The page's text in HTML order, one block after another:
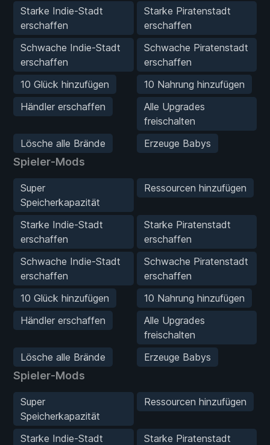
Starke Indie-Stadt
erschaffen
Starke Piratenstadt
erschaffen
Schwache Indie-Stadt
erschaffen
Schwache Piratenstadt
erschaffen
10 Glück hinzufügen
10 Nahrung hinzufügen
Händler erschaffen
Alle Upgrades
freischalten
Lösche alle Brände
Erzeuge Babys
Spieler-Mods
Super
Speicherkapazität
Ressourcen hinzufügen
Starke Indie-Stadt
erschaffen
Starke Piratenstadt
erschaffen
Schwache Indie-Stadt
erschaffen
Schwache Piratenstadt
erschaffen
10 Glück hinzufügen
10 Nahrung hinzufügen
Händler erschaffen
Alle Upgrades
freischalten
Lösche alle Brände
Erzeuge Babys
Spieler-Mods
Super
Speicherkapazität
Ressourcen hinzufügen
Starke Indie-Stadt
Starke Piratenstadt